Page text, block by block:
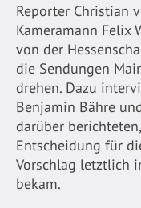
Reporter Christian
Kameramann Felix
von der
die Sendungen
drehen. Dazu
Benjamin Bähre
darüber
Entscheidung für
Vorschlag letztlich
bekam.